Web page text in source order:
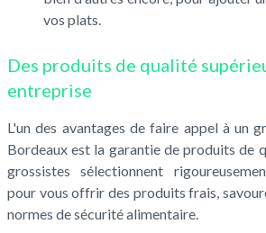
vos plats.
Des produits de qualité
entreprise
L'un des avantages de faire appel à un
Bordeaux est la garantie de produits de
grossistes sélectionnent
pour vous offrir des produits frais,
normes de sécurité alimentaire.